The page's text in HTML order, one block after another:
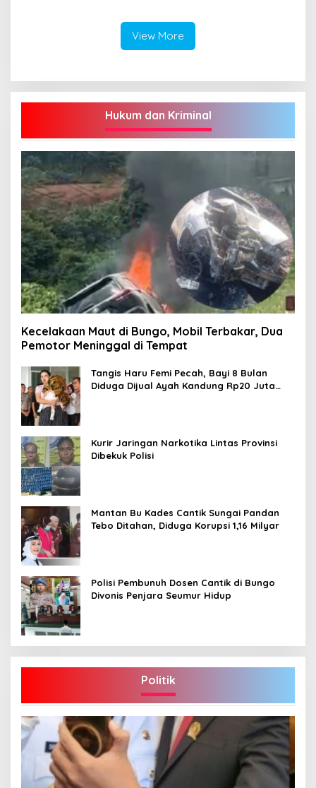
Dayat Bupati Terpilih”
View More
Hukum dan Kriminal
Kecelakaan Maut di Bungo, Mobil Terbakar, Dua
Pemotor Meninggal di Tempat
Tangis Haru Femi Pecah, Bayi 8 Bulan
Diduga Dijual Ayah Kandung Rp20 Juta
Kurir Jaringan Narkotika Lintas Provinsi
Dibekuk Polisi
Mantan Bu Kades Cantik Sungai Pandan
Tebo Ditahan, Diduga Korupsi 1,16 Milyar
Polisi Pembunuh Dosen Cantik di Bungo
Divonis Penjara Seumur Hidup
Politik